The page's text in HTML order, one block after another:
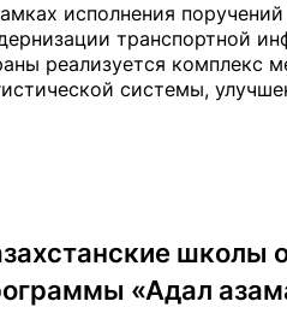
исполнения
транспортной
реализуется комплекс
системы,
школы
«Адал